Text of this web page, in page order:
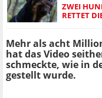
ZWEI
RETTET
Mehr als acht
hat das Video
schmeckte, wie in
gestellt wurde.